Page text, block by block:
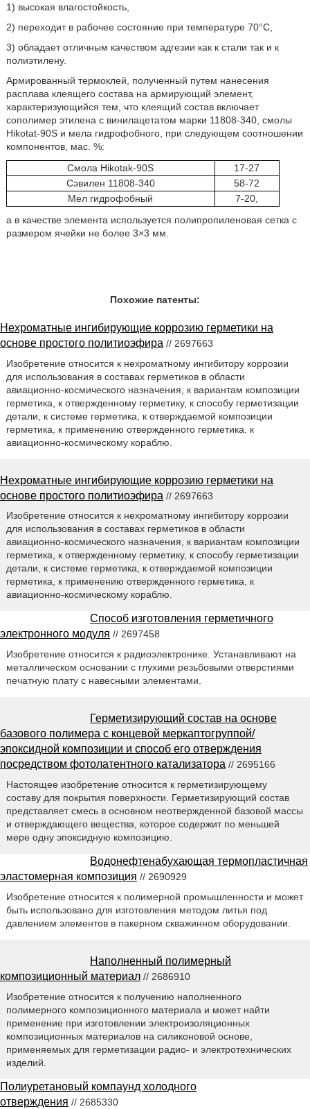
1) высокая влагостойкость,
2) переходит в рабочее состояние при температуре 70°С,
3) обладает отличным качеством адгезии как к стали так и к
полиэтилену.
Армированный термоклей, полученный путем нанесения
расплава клеящего состава на армирующий элемент,
характеризующийся тем, что клеящий состав включает
сополимер этилена с винилацетатом марки 11808-340, смолы
Hikotat-90S и мела гидрофобного, при следующем соотношении
компонентов, мас. %:
Смола Hikotak-90S
17-27
Сэвилен 11808-340
58-72
Мел гидрофобный
7-20,
а в качестве элемента используется полипропиленовая сетка с
размером ячейки не более 3×3 мм.
Похожие патенты:
Нехроматные ингибирующие коррозию герметики на
основе простого политиоэфира // 2697663
Изобретение относится к нехроматному ингибитору коррозии
для использования в составах герметиков в области
авиационно-космического назначения, к вариантам композиции
герметика, к отвержденному герметику, к способу герметизации
детали, к системе герметика, к отверждаемой композиции
герметика, к применению отвержденного герметика, к
авиационно-космическому кораблю.
Нехроматные ингибирующие коррозию герметики на
основе простого политиоэфира // 2697663
Изобретение относится к нехроматному ингибитору коррозии
для использования в составах герметиков в области
авиационно-космического назначения, к вариантам композиции
герметика, к отвержденному герметику, к способу герметизации
детали, к системе герметика, к отверждаемой композиции
герметика, к применению отвержденного герметика, к
авиационно-космическому кораблю.
Способ изготовления герметичного
электронного модуля // 2697458
Изобретение относится к радиоэлектронике. Устанавливают на
металлическом основании с глухими резьбовыми отверстиями
печатную плату с навесными элементами.
Герметизирующий состав на основе
базового полимера с концевой меркаптогруппой/
эпоксидной композиции и способ его отверждения
посредством фотолатентного катализатора // 2695166
Настоящее изобретение относится к герметизирующему
составу для покрытия поверхности. Герметизирующий состав
представляет смесь в основном неотвержденной базовой массы
и отверждающего вещества, которое содержит по меньшей
мере одну эпоксидную композицию.
Водонефтенабухающая термопластичная
эластомерная композиция // 2690929
Изобретение относится к полимерной промышленности и может
быть использовано для изготовления методом литья под
давлением элементов в пакерном скважинном оборудовании.
Наполненный полимерный
композиционный материал // 2686910
Изобретение относится к получению наполненного
полимерного композиционного материала и может найти
применение при изготовлении электроизоляционных
композиционных материалов на силиконовой основе,
применяемых для герметизации радио- и электротехнических
изделий.
Полиуретановый компаунд холодного
отверждения // 2685330